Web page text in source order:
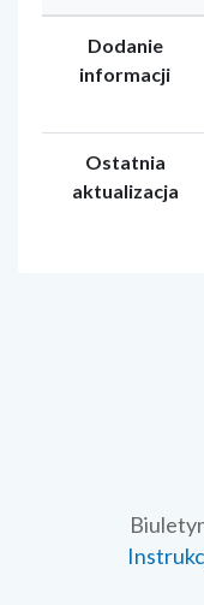
Dodanie
informacji
Ostatnia
aktualizacja